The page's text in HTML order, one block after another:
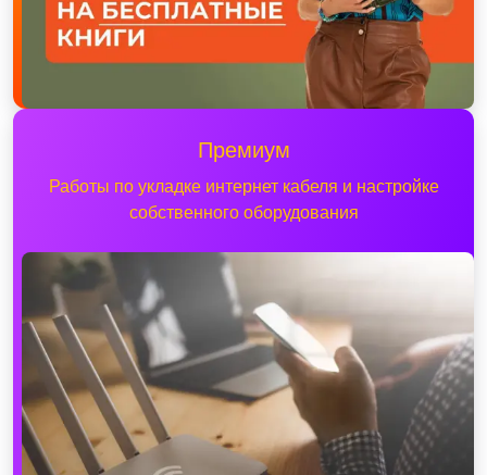
Премиум
Работы по укладке интернет кабеля и настройке
собственного оборудования